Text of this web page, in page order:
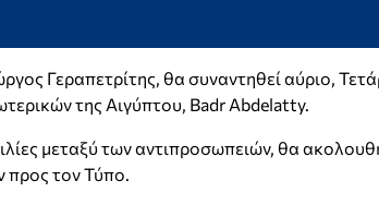
Γεραπετρίτης, θα συναντηθεί αύριο,
της Αιγύπτου, Badr Abdelatty.
μεταξύ των αντιπροσωπειών, θα
προς τον Τύπο.